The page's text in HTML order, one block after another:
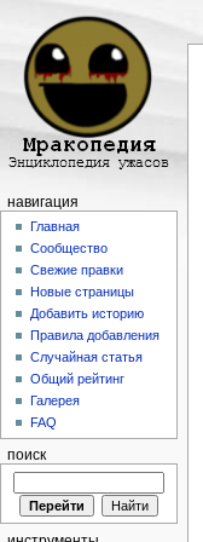
навигация
Главная
Сообщество
Свежие правки
Новые страницы
Добавить историю
Правила добавления
Случайная статья
Общий рейтинг
Галерея
FAQ
поиск